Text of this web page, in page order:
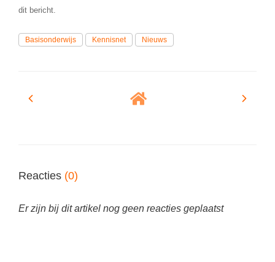
dit bericht.
Basisonderwijs Kennisnet Nieuws
Reacties (0)
Er zijn bij dit artikel nog geen reacties geplaatst